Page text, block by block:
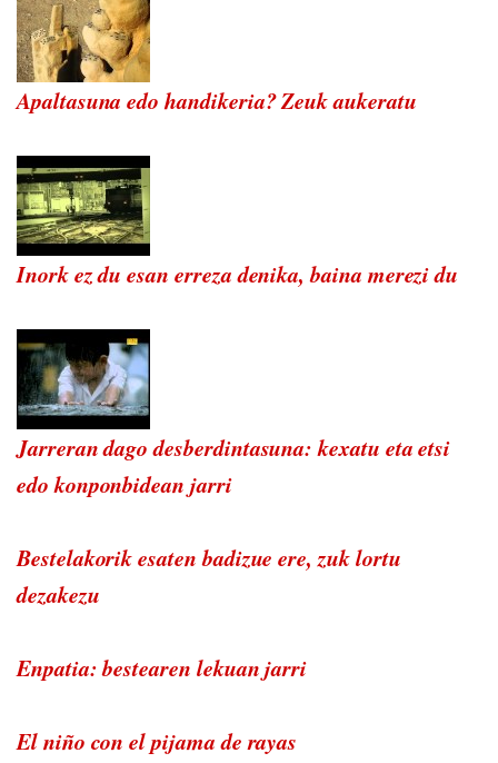
Apaltasuna edo handikeria? Zeuk aukeratu
Inork ez du esan erreza denika, baina merezi du
Jarreran dago desberdintasuna: kexatu eta etsi
edo konponbidean jarri
Bestelakorik esaten badizue ere, zuk lortu
dezakezu
Enpatia: bestearen lekuan jarri
El niño con el pijama de rayas